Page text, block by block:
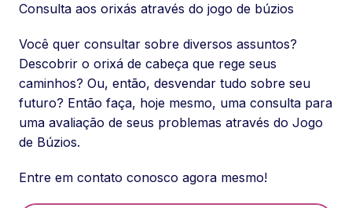
Consulta aos orixás através do jogo de búzios
Você quer consultar sobre diversos assuntos?
Descobrir o orixá de cabeça que rege seus
caminhos? Ou, então, desvendar tudo sobre seu
futuro? Então faça, hoje mesmo, uma consulta para
uma avaliação de seus problemas através do Jogo
de Búzios.
Entre em contato conosco agora mesmo!